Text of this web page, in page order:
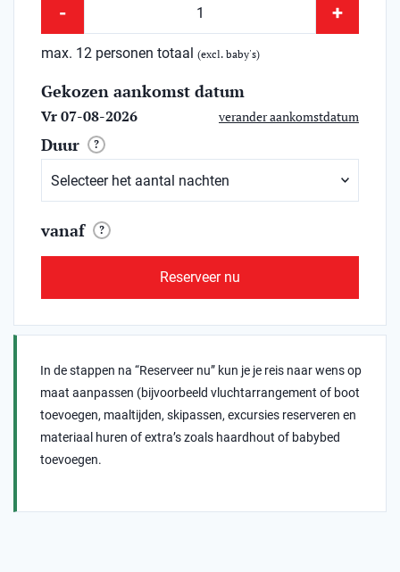
- +
max. 12 personen totaal (excl. baby's)
Gekozen aankomst datum
Vr 07-08-2026 verander aankomstdatum
Duur ?
vanaf ?
Reserveer nu
In de stappen na “Reserveer nu” kun je je reis naar wens op
maat aanpassen (bijvoorbeeld vluchtarrangement of boot
toevoegen, maaltijden, skipassen, excursies reserveren en
materiaal huren of extra’s zoals haardhout of babybed
toevoegen.